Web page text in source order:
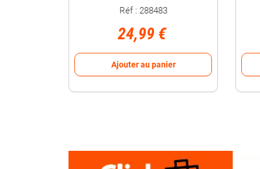
Réf : 288483
24,99 €
Ajouter au panier